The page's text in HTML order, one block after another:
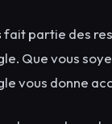
fait partie des
Que vous
vous donne